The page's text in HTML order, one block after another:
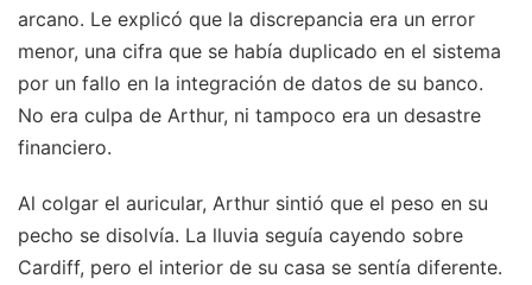
arcano. Le explicó que la discrepancia era un error
menor, una cifra que se había duplicado en el sistema
por un fallo en la integración de datos de su banco.
No era culpa de Arthur, ni tampoco era un desastre
financiero.
Al colgar el auricular, Arthur sintió que el peso en su
pecho se disolvía. La lluvia seguía cayendo sobre
Cardiff, pero el interior de su casa se sentía diferente.